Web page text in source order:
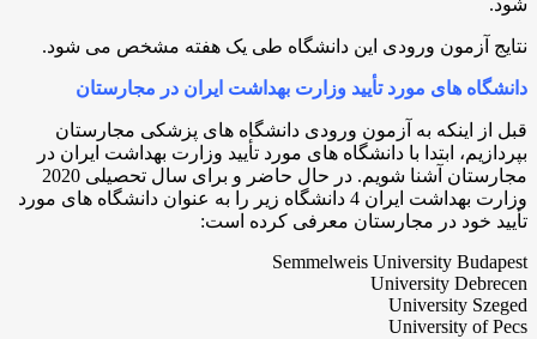
شود.
نتایج آزمون ورودی این دانشگاه طی یک هفته مشخص می شود.
دانشگاه های مورد تأیید وزارت بهداشت ایران در مجارستان
قبل از اینکه به آزمون ورودی دانشگاه های پزشکی مجارستان
بپردازیم، ابتدا با دانشگاه های مورد تأیید وزارت بهداشت ایران در
مجارستان آشنا شویم. در حال حاضر و برای سال تحصیلی 2020
وزارت بهداشت ایران 4 دانشگاه زیر را به عنوان دانشگاه های مورد
تأیید خود در مجارستان معرفی کرده است:
Semmelweis University Budapest
University Debrecen
University Szeged
University of Pecs